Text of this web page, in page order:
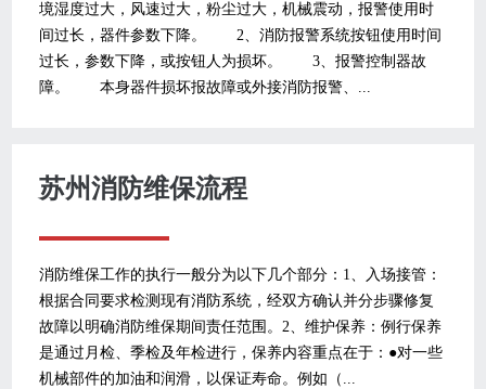
境湿度过大，风速过大，粉尘过大，机械震动，报警使用时
间过长，器件参数下降。 2、消防报警系统按钮使用时间
过长，参数下降，或按钮人为损坏。 3、报警控制器故
障。 本身器件损坏报故障或外接消防报警、...
苏州消防维保流程
消防维保工作的执行一般分为以下几个部分：1、入场接管：
根据合同要求检测现有消防系统，经双方确认并分步骤修复
故障以明确消防维保期间责任范围。2、维护保养：例行保养
是通过月检、季检及年检进行，保养内容重点在于：●对一些
机械部件的加油和润滑，以保证寿命。例如（...